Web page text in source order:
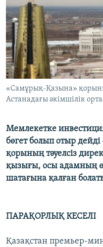
ЖАЗЫЛЫҢЫЗ
Басқа тілдерде
«Самұрық-Қазына»
Астанадағы әкімшілік
Мемлекетке
бөгет болып отыр
қорының тәуелсіз
қызығы, осы адамның
шатағына қалған
ПАРАҚОРЛЫҚ КЕСЕЛІ
Қазақстан премьер-